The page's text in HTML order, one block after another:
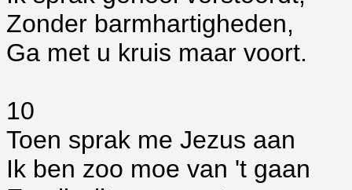
Zonder barmhartigheden,
Ga met u kruis maar voort.
10
Toen sprak me Jezus aan
Ik ben zoo moe van 't gaan